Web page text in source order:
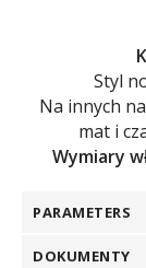
Styl
Na innych
mat i
Wymiary
PARAMETERS
DOKUMENTY